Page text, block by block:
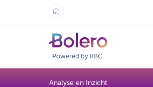
Powered by KBC
Analyse en Inzicht